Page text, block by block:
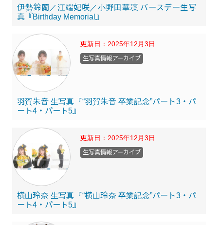
伊勢鈴蘭／江端妃咲／小野田華凜 バースデー生写
真『Birthday Memorial』
更新日： 2025年12月3日
羽賀朱音 生写真『“羽賀朱音 卒業記念”パート3・パ
ート4・パート5』
生写真情報アーカイブ
更新日： 2025年12月3日
横山玲奈 生写真『“横山玲奈 卒業記念”パート3・パ
ート4・パート5』
生写真情報アーカイブ